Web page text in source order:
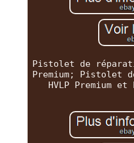
Pistolet de
Premium; Pistolet
HVLP Premium